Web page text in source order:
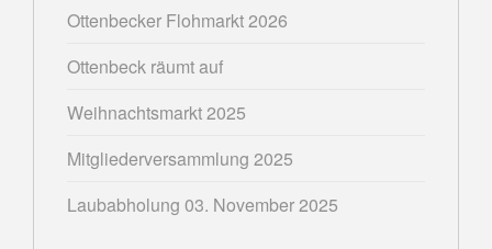
Ottenbecker Flohmarkt 2026
Ottenbeck räumt auf
Weihnachtsmarkt 2025
Mitgliederversammlung 2025
Laubabholung 03. November 2025